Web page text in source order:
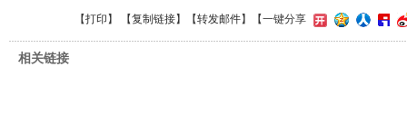
【打印 】 【复制链接】【转发邮件】 【一键分享
相关链接